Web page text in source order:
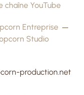
chaîne YouTube
Entreprise
Studio
production.net